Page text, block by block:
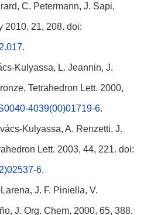
C. Petermann, J. Sapi,
2010, 21, 208. doi:
.
Kulyassa, L. Jeannin, J.
Tetrahedron Lett. 2000,
4039(00)01719-6.
Kulyassa, A. Renzetti, J.
Lett. 2003, 44, 221. doi:
6.
J. F. Piniella, V.
J. Org. Chem. 2000, 65, 388.